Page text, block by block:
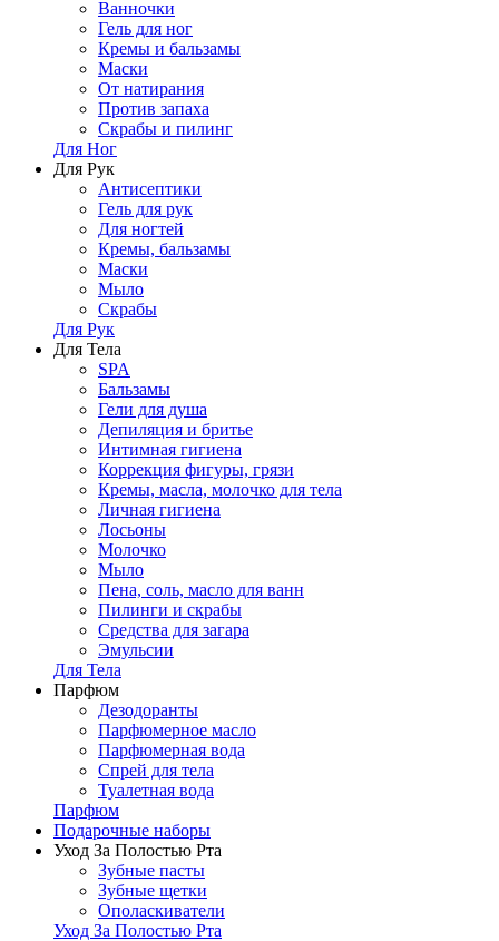
Ванночки
Гель для ног
Кремы и бальзамы
Маски
От натирания
Против запаха
Скрабы и пилинг
Для Ног
Для Рук
Антисептики
Гель для рук
Для ногтей
Кремы, бальзамы
Маски
Мыло
Скрабы
Для Рук
Для Тела
SPA
Бальзамы
Гели для душа
Депиляция и бритье
Интимная гигиена
Коррекция фигуры, грязи
Кремы, масла, молочко для тела
Личная гигиена
Лосьоны
Молочко
Мыло
Пена, соль, масло для ванн
Пилинги и скрабы
Средства для загара
Эмульсии
Для Тела
Парфюм
Дезодоранты
Парфюмерное масло
Парфюмерная вода
Спрей для тела
Туалетная вода
Парфюм
Подарочные наборы
Уход За Полостью Рта
Зубные пасты
Зубные щетки
Ополаскиватели
Уход За Полостью Рта